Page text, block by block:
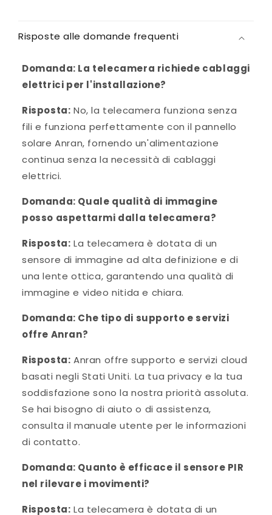
Risposte alle domande frequenti
Domanda: La telecamera richiede cablaggi
elettrici per l'installazione?
Risposta: No, la telecamera funziona senza
fili e funziona perfettamente con il pannello
solare Anran, fornendo un'alimentazione
continua senza la necessità di cablaggi
elettrici.
Domanda: Quale qualità di immagine
posso aspettarmi dalla telecamera?
Risposta: La telecamera è dotata di un
sensore di immagine ad alta definizione e di
una lente ottica, garantendo una qualità di
immagine e video nitida e chiara.
Domanda: Che tipo di supporto e servizi
offre Anran?
Risposta: Anran offre supporto e servizi cloud
basati negli Stati Uniti. La tua privacy e la tua
soddisfazione sono la nostra priorità assoluta.
Se hai bisogno di aiuto o di assistenza,
consulta il manuale utente per le informazioni
di contatto.
Domanda: Quanto è efficace il sensore PIR
nel rilevare i movimenti?
Risposta: La telecamera è dotata di un